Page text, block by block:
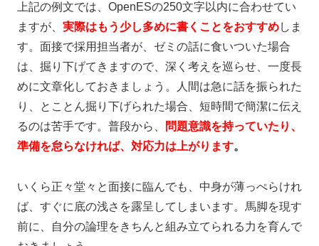
上記の例文では、OpenESの250文字以内に合わせてい
ますが、 実際はもう少し多めに書くことをおすすめしま
す。面接で採用担当者が、ゼミの話に食いついた場合
は、掘り下げてきますので、 深く考えを巡らせ、一度長
めに文章化しておきましょう。人間は急に話を振られた
り、とことん掘り下げられた場合、短時間で簡潔に伝え
るのは苦手です。普段から、
問題意識を持っていたり、
準備を怠らなければ、対応力は上がります。
いくら正々堂々と面接に臨んでも、中身が薄っぺらけれ
ば、すぐに底の浅さを露呈してしまいます。馬脚を現す
前に、自分の論理をきちんと組み立てられる力を育んで